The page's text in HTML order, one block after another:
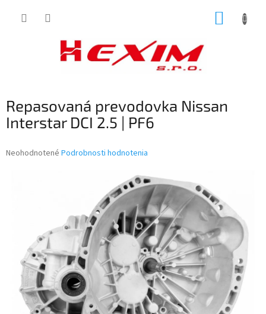
Repasovaná prevodovka Nissan
Interstar DCI 2.5 | PF6
Priemerné
hviezdičiek.
Neohodnotené Podrobnosti hodnotenia